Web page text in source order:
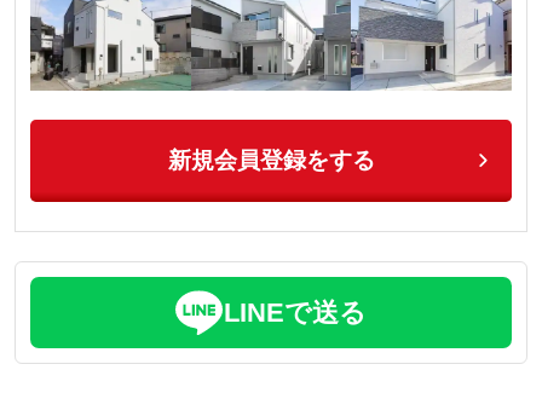
新規会員登録をする
LINEで送る